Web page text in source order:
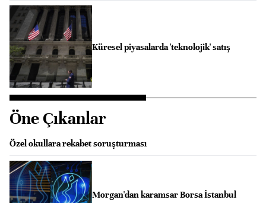
Küresel piyasalarda 'teknolojik' satış
Öne Çıkanlar
Özel okullara rekabet soruşturması
Morgan'dan karamsar Borsa İstanbul